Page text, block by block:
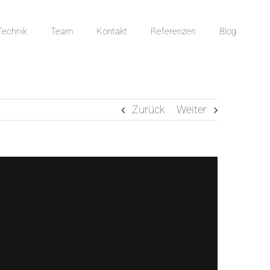
Team Kontakt Referenzen Blog
Zurück Weiter